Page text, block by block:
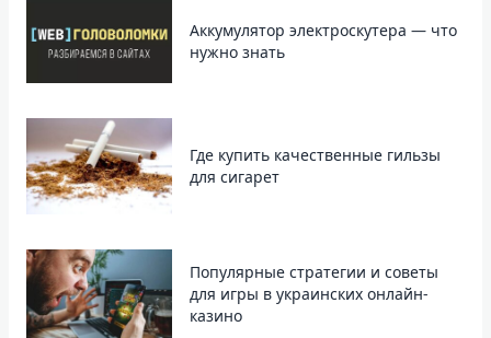
Аккумулятор электроскутера — что
нужно знать
Где купить качественные гильзы
для сигарет
Популярные стратегии и советы
для игры в украинских онлайн-
казино